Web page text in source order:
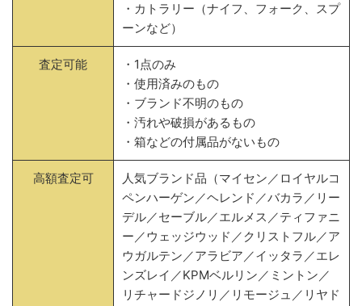
・カトラリー（ナイフ、フォーク、スプ
ーンなど）
査定可能
・1点のみ
・使用済みのもの
・ブランド不明のもの
・汚れや破損があるもの
・箱などの付属品がないもの
高額査定可
人気ブランド品（マイセン／ロイヤルコ
ペンハーゲン／ヘレンド／バカラ／リー
デル／セーブル／エルメス／ティファニ
ー／ウェッジウッド／クリストフル／ア
ウガルテン／アラビア／イッタラ／エレ
ンズレイ／KPMベルリン／ミントン／
リチャードジノリ／リモージュ／リヤド